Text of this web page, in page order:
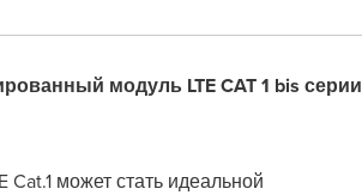
модуль LTE CAT 1 bis серии
может стать идеальной